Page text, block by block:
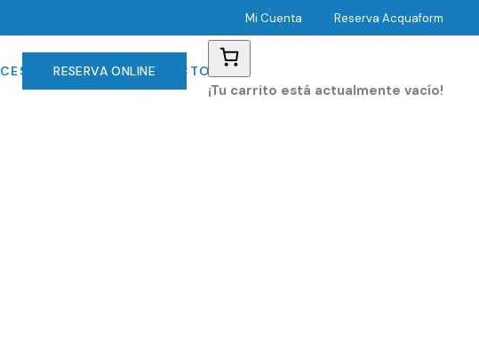
Mi Cuenta Reserva Acquaform
CESTAS REGALO CONTACTO
RESERVA ONLINE
¡Tu carrito está actualmente vacío!